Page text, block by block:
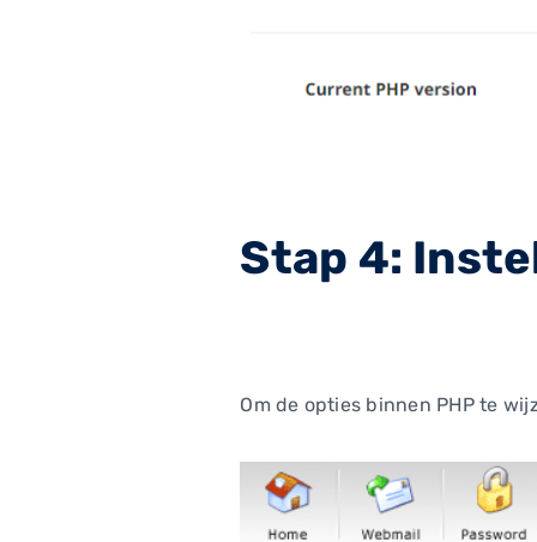
Stap 4:
Om de opties binnen PHP te